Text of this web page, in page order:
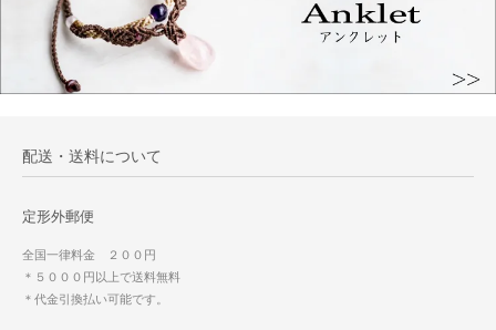
配送・送料について
定形外郵便
全国一律料金 ２００円
＊５０００円以上で送料無料
＊代金引換払い可能です。